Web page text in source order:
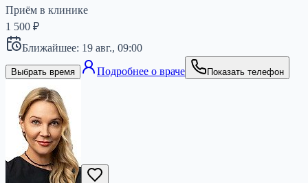
Приём в клинике
1 500 ₽
Ближайшее: 19 авг., 09:00
Выбрать время Подробнее о враче Показать телефон